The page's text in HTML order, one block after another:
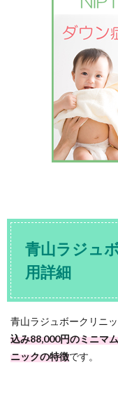
青山ラジュ
用詳細
青山ラジュボークリニ
込み88,000円のミニマ
ニックの特徴です。